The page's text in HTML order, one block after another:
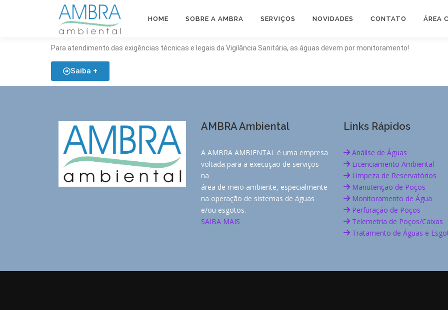
HOME SOBRE A AMBRA SERVIÇOS NOVIDADES CONTATO ÁREA
Para atendimento das exigências técnicas e legais da Vigilância Sanitária, as águas devem por monitoramento!
Saiba +
AMBRA Ambiental
A AMBRA AMBIENTAL é uma empresa
voltada para a execução de serviços
na
área de meio ambiente, especialmente
na operação de sistemas de águas
e/ou esgotos.
SAIBA MAIS
Links Rápidos
Análise de Águas
Licenciamento Ambiental
Limpeza de Reservatórios
Manutenção de Poços
Monitoramento de Água
Perfuração de Poços
Telemetria de Poços/Caixas
Tratamento de Águas e